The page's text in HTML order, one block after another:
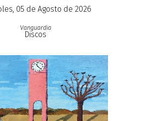
05 de Agosto de 2026
Vanguardia
Discos